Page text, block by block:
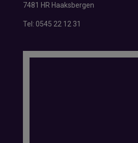
7481 HR Haaksbergen
Tel: 0545 22 12 31